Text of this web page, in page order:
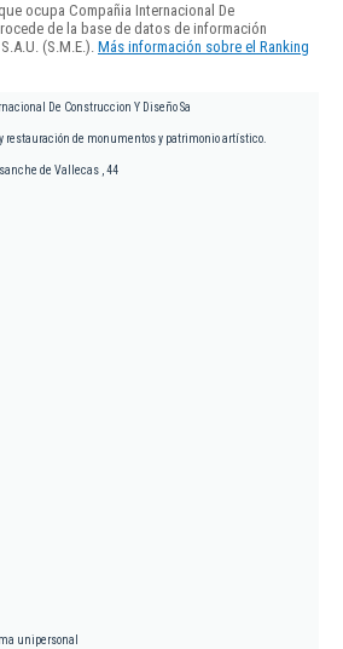
ocupa Compañia Internacional De
de la base de datos de información
(S.M.E.). Más información sobre el Ranking
De Construccion Y Diseño Sa
restauración de monumentos y patrimonio artístico.
de Vallecas , 44
unipersonal